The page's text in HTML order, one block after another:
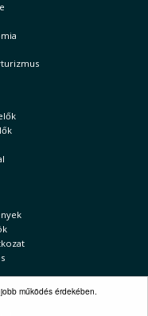
működés érdekében.